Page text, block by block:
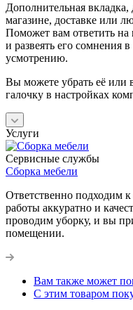
Дополнительная
магазине, доставке или
Поможет вам ответить
и развеять его сомнения
усмотрению.
Вы можете убрать её или
галочку в настройках
Услуги
Сервисные службы
Сборка мебели
Ответственно подходим
работы аккуратно и
проводим уборку, и вы
помещении.
Вам также может
С этим товаром